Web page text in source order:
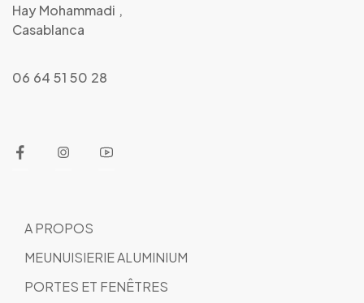
Hay Mohammadi ,
Casablanca
06 64 51 50 28
A PROPOS
MEUNUISIERIE ALUMINIUM
PORTES ET FENÊTRES